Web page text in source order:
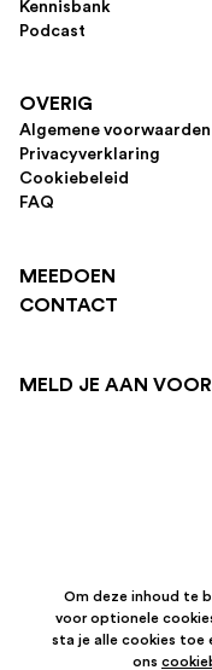
Kennisbank
Podcast
OVERIG
Algemene voorwaarden
Privacyverklaring
Cookiebeleid
FAQ
MEEDOEN
CONTACT
MELD JE AAN
Om deze inhoud te
voor optionele
sta je alle cookies toe
ons